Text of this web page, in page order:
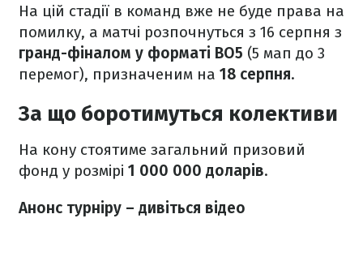
На цій стадії в команд вже не буде права на
помилку, а матчі розпочнуться з 16 серпня з
гранд-фіналом у форматі BO5 (5 мап до 3
перемог), призначеним на 18 серпня.
За що боротимуться колективи
На кону стоятиме загальний призовий
фонд у розмірі 1 000 000 доларів.
Анонс турніру – дивіться відео